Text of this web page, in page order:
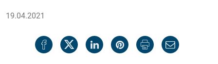
19.04.2021